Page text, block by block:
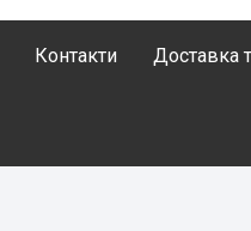
Контакти Доставка